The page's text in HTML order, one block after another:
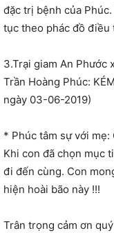
đặc trị bệnh của
tục theo phác đồ điều
3.Trại giam An Phước
Trần Hoàng Phúc:
ngày 03-06-2019)
* Phúc tâm sự với mẹ:
Khi con đã chọn mục
đi đến cùng. Con
hiện hoài bão này !!!
Trân trọng cảm ơn